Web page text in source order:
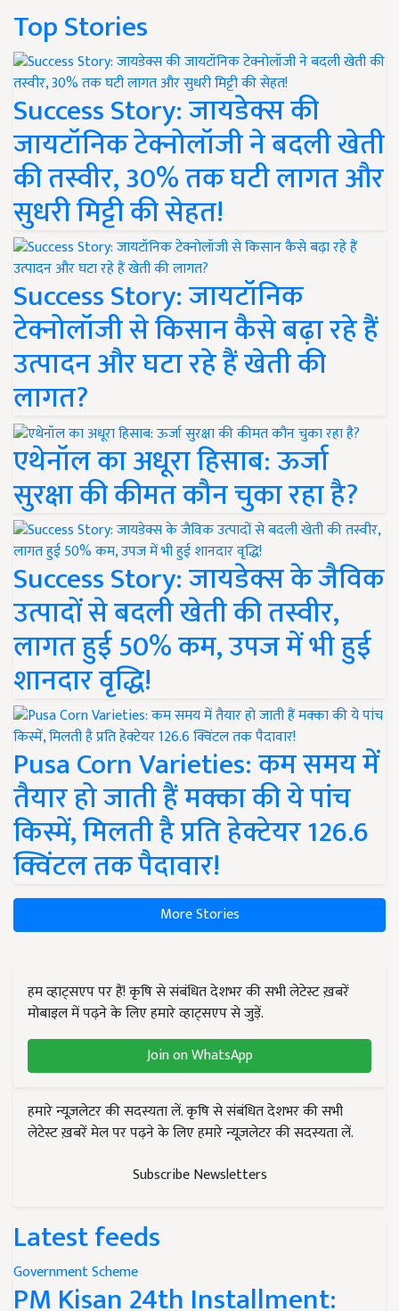
Top Stories
Success Story: जायडेक्स की
जायटॉनिक टेक्नोलॉजी ने बदली खेती
की तस्वीर, 30% तक घटी लागत और
सुधरी मिट्टी की सेहत!
Success Story: जायटॉनिक
टेक्नोलॉजी से किसान कैसे बढ़ा रहे हैं
उत्पादन और घटा रहे हैं खेती की
लागत?
एथेनॉल का अधूरा हिसाब: ऊर्जा
सुरक्षा की कीमत कौन चुका रहा है?
Success Story: जायडेक्स के जैविक
उत्पादों से बदली खेती की तस्वीर,
लागत हुई 50% कम, उपज में भी हुई
शानदार वृद्धि!
Pusa Corn Varieties: कम समय में
तैयार हो जाती हैं मक्का की ये पांच
किस्में, मिलती है प्रति हेक्टेयर 126.6
क्विंटल तक पैदावार!
More Stories
हम व्हाट्सएप पर हैं! कृषि से संबंधित देशभर की सभी लेटेस्ट ख़बरें
मोबाइल में पढ़ने के लिए हमारे व्हाट्सएप से जुड़ें.
Join on WhatsApp
हमारे न्यूज़लेटर की सदस्यता लें. कृषि से संबंधित देशभर की सभी
लेटेस्ट ख़बरें मेल पर पढ़ने के लिए हमारे न्यूज़लेटर की सदस्यता लें.
Subscribe Newsletters
Latest feeds
Government Scheme
PM Kisan 24th Installment: